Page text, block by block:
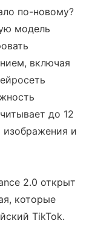
по-новому?
модель
включая
до 12
изображения и
2.0 открыт
которые
TikTok.